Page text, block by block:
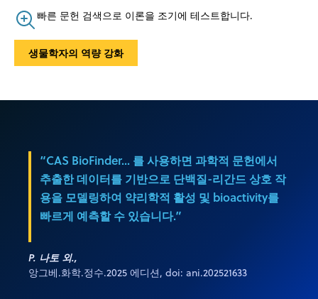
빠른 문헌 검색으로 이론을 조기에 테스트합니다.
생물학자의 역량 강화
“CAS BioFinder... 를 사용하면 과학적 문헌에서
추출한 데이터를 기반으로 단백질-리간드 상호 작
용을 모델링하여 약리학적 활성 및 bioactivity를
빠르게 예측할 수 있습니다.”
P. 나토 외.,
앙그베.화학.정수.2025 에디션, doi: ani.202521633